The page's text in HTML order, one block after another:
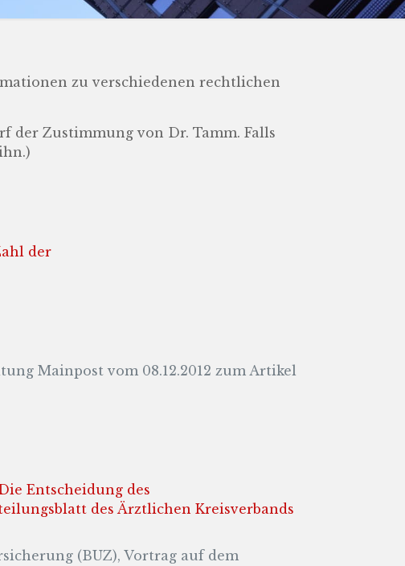
zu verschiedenen rechtlichen
der Zustimmung von Dr. Tamm. Falls
der
Mainpost vom 08.12.2012 zum Artikel
Entscheidung des
des Ärztlichen Kreisverbands
(BUZ), Vortrag auf dem